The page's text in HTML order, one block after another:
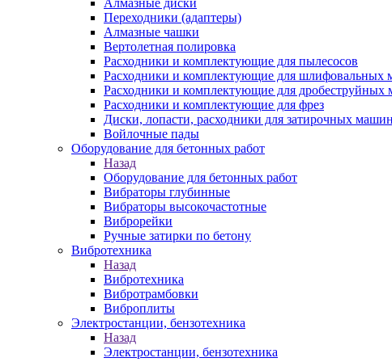
Алмазные диски
Переходники (адаптеры)
Алмазные чашки
Вертолетная полировка
Расходники и комплектующие для пылесосов
Расходники и комплектующие для шлифовальных
Расходники и комплектующие для дробеструйных
Расходники и комплектующие для фрез
Диски, лопасти, расходники для затирочных машин
Войлочные пады
Оборудование для бетонных работ
Назад
Оборудование для бетонных работ
Вибраторы глубинные
Вибраторы высокочастотные
Виброрейки
Ручные затирки по бетону
Вибротехника
Назад
Вибротехника
Вибротрамбовки
Виброплиты
Электростанции, бензотехника
Назад
Электростанции, бензотехника